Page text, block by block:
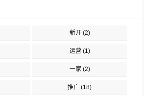
新开(2)
运营 (1)
一家(2)
推广 (18)